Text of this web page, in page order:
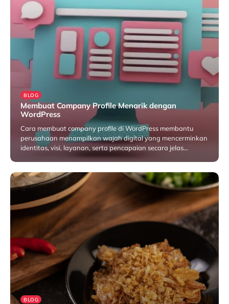
BLOG
Membuat Company Profile Menarik dengan
WordPress
Cara membuat company profile di WordPress membantu
perusahaan menampilkan wajah digital yang mencerminkan
identitas, visi, layanan, serta pencapaian secara jelas…
Januari 27, 2026
BLOG